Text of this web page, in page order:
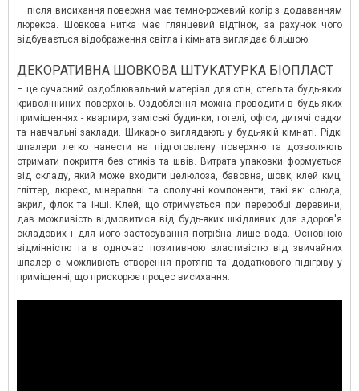
— після висихання поверхня має темно-рожевий колір з додаванням
люрекса. Шовкова нитка має глянцевий відтінок, за рахунок чого
відбувається відображення світла і кімната виглядає більшою.
ДЕКОРАТИВНА ШОВКОВА ШТУКАТУРКА БІОПЛАСТ
– це сучасний оздоблювальний матеріал для стін, стель та будь-яких
криволінійних поверхонь. Оздоблення можна проводити в будь-яких
приміщеннях - квартири, заміські будинки, готелі, офіси, дитячі садки
та навчальні заклади. Шикарно виглядають у будь-якій кімнаті. Рідкі
шпалери легко нанести на підготовлену поверхню та дозволяють
отримати покриття без стиків та швів. Витрата упаковки формується
від складу, який може входити целюлоза, бавовна, шовк, клей кмц,
гліттер, люрекс, мінеральні та сполучні компоненти, такі як: слюда,
акрил, флок та інші. Клей, що отримується при переробці деревини,
дав можливість відмовитися від будь-яких шкідливих для здоров'я
складових і для його застосування потрібна лише вода. Основною
відмінністю та в одночас позитивною властивістю від звичайних
шпалер є можливість створення протягів та додаткового підігріву у
приміщенні, що прискорює процес висихання.